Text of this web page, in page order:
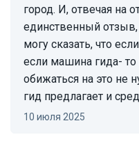
город. И, отвечая на
единственный отзыв,
могу сказать, что
если машина гида-
обижаться на это не
гид предлагает и
10 июля 2025